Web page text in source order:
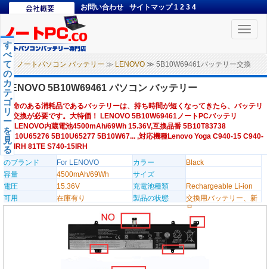
お問い合わせ サイトマップ 1 2 3 4
Toggle
ノートパソコン バッテリー ≫ LENOVO ≫ 5B10W69461バッテリー交換
す
べ
て
の
カ
テ
ゴ
リ
ー
を
見
る
LENOVO 5B10W69461 パソコン バッテリー
寿命のある消耗品であるバッテリーは、持ち時間が短くなってきたら、バッテリ
ー交換が必要です。大特価！ LENOVO 5B10W69461ノートPCバッテリ
ー,LENOVO内蔵電池4500mAh/69Wh 15.36V,互換品番 5B10T83738
5B10U65276 5B10U65277 5B10W67... ,対応機種Lenovo Yoga C940-15 C940-
15IRH 81TE S740-15IRH
のブランド
For LENOVO カラー
Black
容量
4500mAh/69Wh
サイズ
電圧
15.36V 充電池種類
Rechargeable Li-ion
可用
在庫有り 製品の状態
交換用バッテリー、新
品